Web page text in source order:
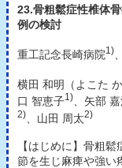
23.骨粗鬆症性椎体
例の検討
重工記念長崎病院1)
横田 和明（よこた か
口 智恵子1) 、矢部
2) 、山田 周太2)
【はじめに】骨粗
節を生じ麻痺や強い